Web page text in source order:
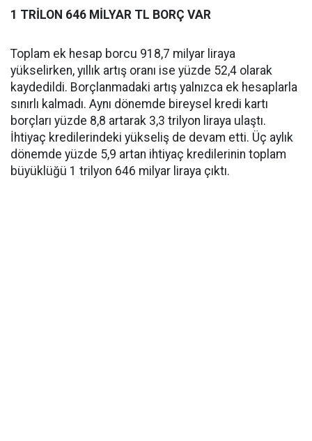
1 TRİLON 646 MİLYAR TL BORÇ VAR
Toplam ek hesap borcu 918,7 milyar liraya
yükselirken, yıllık artış oranı ise yüzde 52,4 olarak
kaydedildi. Borçlanmadaki artış yalnızca ek hesaplarla
sınırlı kalmadı. Aynı dönemde bireysel kredi kartı
borçları yüzde 8,8 artarak 3,3 trilyon liraya ulaştı.
İhtiyaç kredilerindeki yükseliş de devam etti. Üç aylık
dönemde yüzde 5,9 artan ihtiyaç kredilerinin toplam
büyüklüğü 1 trilyon 646 milyar liraya çıktı.